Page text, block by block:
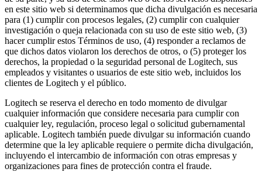
en este sitio web si determinamos que dicha divulgación es necesaria
para (1) cumplir con procesos legales, (2) cumplir con cualquier
investigación o queja relacionada con su uso de este sitio web, (3)
hacer cumplir estos Términos de uso, (4) responder a reclamos de
que dichos datos violaron los derechos de otros, o (5) proteger los
derechos, la propiedad o la seguridad personal de Logitech, sus
empleados y visitantes o usuarios de este sitio web, incluidos los
clientes de Logitech y el público.
Logitech se reserva el derecho en todo momento de divulgar
cualquier información que considere necesaria para cumplir con
cualquier ley, regulación, proceso legal o solicitud gubernamental
aplicable. Logitech también puede divulgar su información cuando
determine que la ley aplicable requiere o permite dicha divulgación,
incluyendo el intercambio de información con otras empresas y
organizaciones para fines de protección contra el fraude.